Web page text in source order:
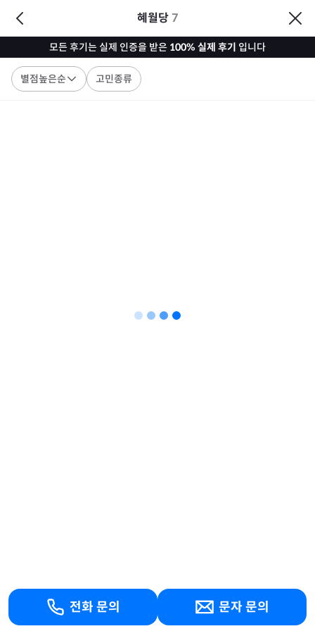
혜월당 7
모든 후기는 실제 인증을 받은 100% 실제 후기 입니다
별점높은순 고민종류
전화 문의 문자 문의